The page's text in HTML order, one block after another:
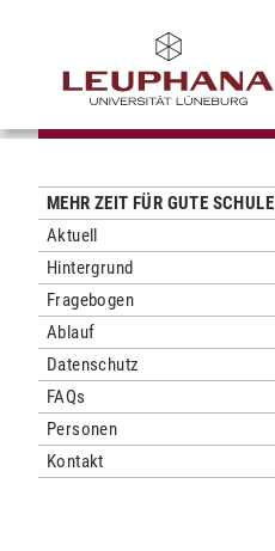
MEHR ZEIT FÜR GUTE SCHULE
Aktuell
Hintergrund
Fragebogen
Ablauf
Datenschutz
FAQs
Personen
Kontakt